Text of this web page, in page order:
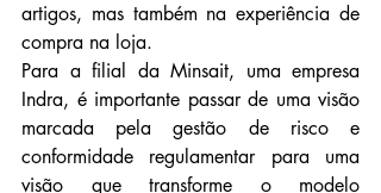
artigos, mas também na experiência de
compra na loja.
Para a filial da Minsait, uma empresa
Indra, é importante passar de uma visão
marcada pela gestão de risco e
conformidade regulamentar para uma
visão que transforme o modelo